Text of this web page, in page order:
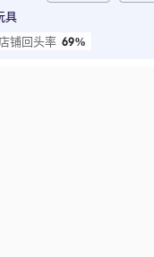
具
店铺回头率 69%